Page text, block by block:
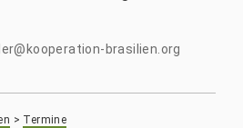
brasilien.org
> Termine